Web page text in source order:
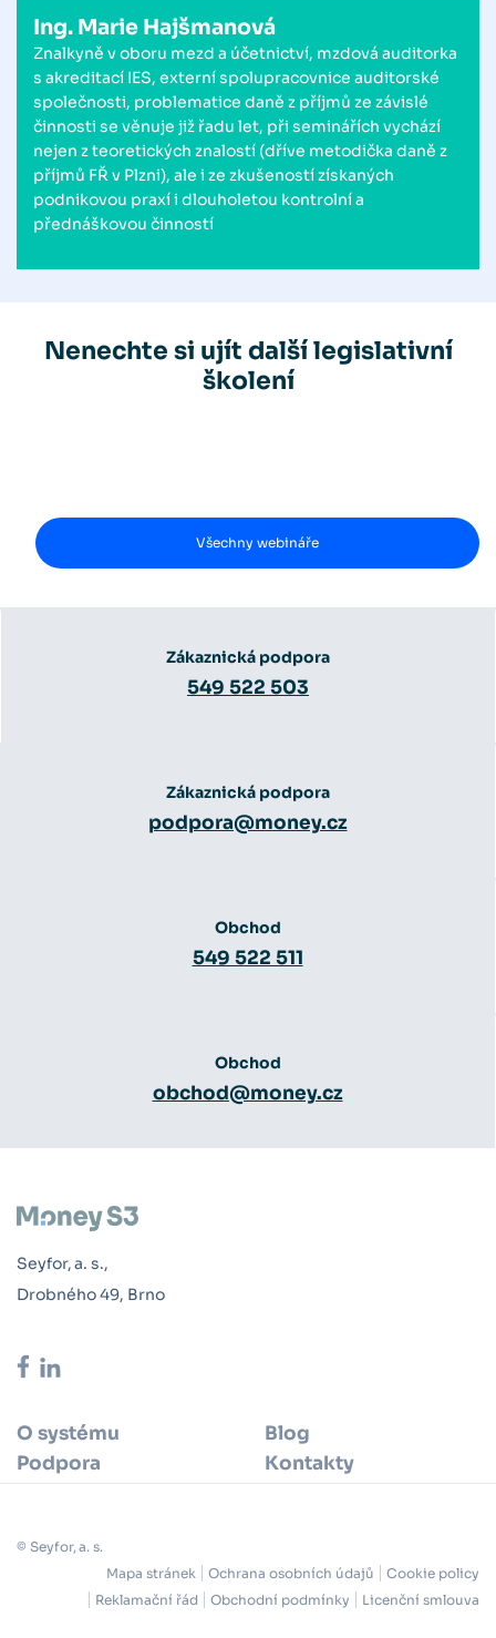
Ing. Marie Hajšmanová
Znalkyně v oboru mezd a účetnictví, mzdová auditorka
s akreditací IES, externí spolupracovnice auditorské
společnosti, problematice daně z příjmů ze závislé
činnosti se věnuje již řadu let, při seminářích vychází
nejen z teoretických znalostí (dříve metodička daně z
příjmů FŘ v Plzni), ale i ze zkušeností získaných
podnikovou praxí i dlouholetou kontrolní a
přednáškovou činností
Nenechte si ujít další legislativní
školení
Všechny webináře
Zákaznická podpora
549 522 503
Zákaznická podpora
podpora@money.cz
Obchod
549 522 511
Obchod
obchod@money.cz
Seyfor, a. s.,
Drobného 49, Brno
O systému
Blog
Podpora
Kontakty
© Seyfor, a. s.
Mapa stránek
Ochrana osobních údajů
Cookie policy
Reklamační řád
Obchodní podmínky Licenční smlouva